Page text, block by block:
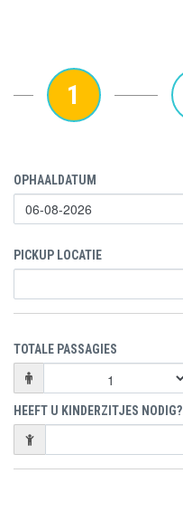
1
OPHAALDATUM
PICKUP LOCATIE
TOTALE PASSAGIES
HEEFT U KINDERZITJES NODIG?